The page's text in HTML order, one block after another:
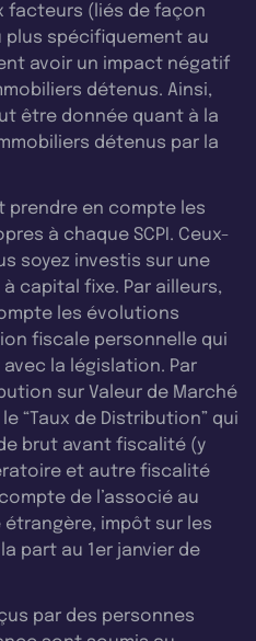
facteurs (liés de façon
plus spécifiquement au
avoir un impact négatif
détenus. Ainsi,
être donnée quant à la
détenus par la
prendre en compte les
à chaque SCPI. Ceux-
soyez investis sur une
capital fixe. Par ailleurs,
les évolutions
fiscale personnelle qui
la législation. Par
sur Valeur de Marché
“Taux de Distribution” qui
brut avant fiscalité (y
et autre fiscalité
de l’associé au
impôt sur les
part au 1er janvier de
par des personnes